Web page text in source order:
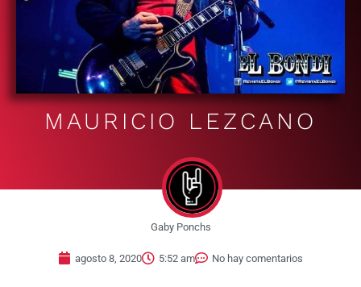
MAURICIO LEZCANO
Gaby Ponchs
agosto 8, 2020 5:52 am No hay comentarios